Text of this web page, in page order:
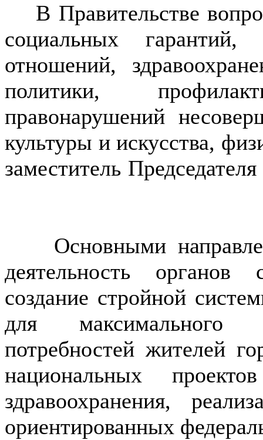
В Правительстве
социальных
отношений,
политики,
правонарушений
культуры и искусства,
заместитель
Основными
деятельность
создание стройной
для максимального
потребностей жителей
национальных
здравоохранения,
ориентированных